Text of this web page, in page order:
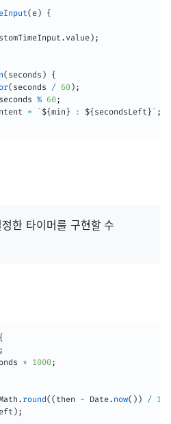
( e )
{
. value ) ;
( seconds )
{
( seconds / 60 ) ;
% 60;
= ` ${min } : ${ secondsLeft } ` ;
한 타이머를 구현할 수
{
;
* 1000;
. round ( ( then - Date. now( ) ) /
) ;